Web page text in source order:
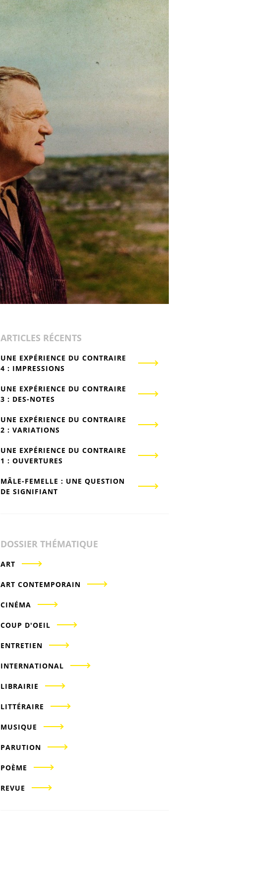
ARTICLES RÉCENTS
UNE EXPÉRIENCE DU CONTRAIRE
4 : IMPRESSIONS
UNE EXPÉRIENCE DU CONTRAIRE
3 : DES-NOTES
UNE EXPÉRIENCE DU CONTRAIRE
2 : VARIATIONS
UNE EXPÉRIENCE DU CONTRAIRE
1 : OUVERTURES
MÂLE-FEMELLE : UNE QUESTION
DE SIGNIFIANT
DOSSIER THÉMATIQUE
ART
ART CONTEMPORAIN
CINÉMA
COUP D'OEIL
ENTRETIEN
INTERNATIONAL
LIBRAIRIE
LITTÉRAIRE
MUSIQUE
PARUTION
POÈME
REVUE